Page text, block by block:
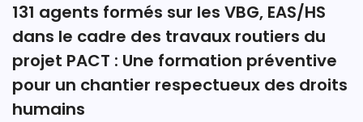
131 agents formés sur les VBG, EAS/HS
dans le cadre des travaux routiers du
projet PACT : Une formation préventive
pour un chantier respectueux des droits
humains